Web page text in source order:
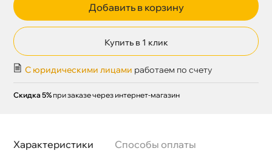
Добавить в корзину
Купить в 1 клик
С юридическими лицами работаем по счету
Скидка 5% при заказе через интернет-магазин
Характеристики Способы оплаты